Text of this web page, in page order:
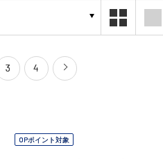
3 4
OPポイント対象